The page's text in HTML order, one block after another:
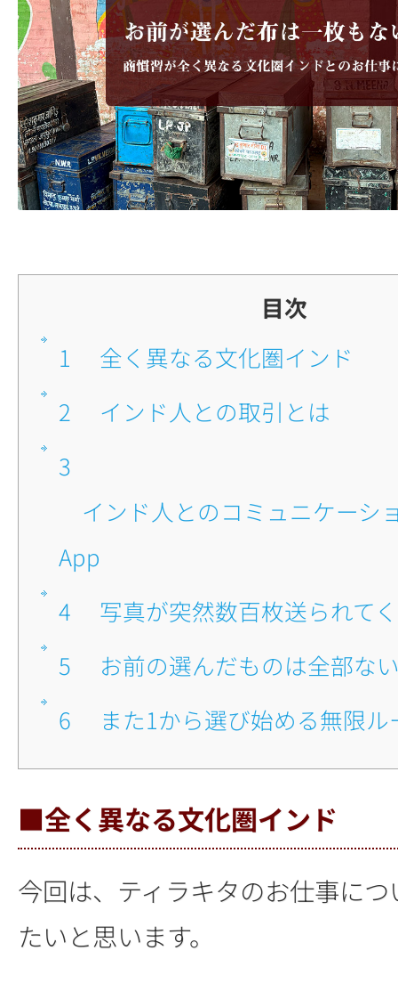
目次
1
■全く異なる文化圏インド
2
■インド人との取引とは
3
App
4
■写真が突然数百枚送られて
5
■お前の選んだものは全部な
6
■また1から選び始める無限ル
■全く異なる文化圏インド
今回は、ティラキタのお仕事に
たいと思います。